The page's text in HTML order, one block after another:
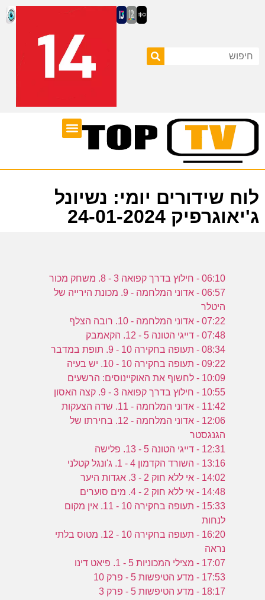
לוח שידורים יומי: נשיונל
ג'יאוגרפיק 24-01-2024
06:10 - חילוץ בדרך קפואה 3 - 8. משחק מכור
06:57 - אדוני המלחמה - 9. מכונת הירייה של
היטלר
07:22 - אדוני המלחמה - 10. רובה הצלף
07:48 - דייגי הטונה 5 - 12. הקאמבק
08:34 - תעופה בחקירה 10 - 9. תופת במדבר
09:22 - תעופה בחקירה 10 - 10. יש בעיה
10:09 - לחשוף את האוקיינוסים: הרשעים
10:55 - חילוץ בדרך קפואה 3 - 9. קצה האסון
11:42 - אדוני המלחמה - 11. שדה הצעקות
12:06 - אדוני המלחמה - 12. בחירתו של
הגנגסטר
12:31 - דייגי הטונה 5 - 13. פלישה
13:16 - השורד הקדמון 4 - 1. ג'ונגל קטלני
14:02 - אי ללא חוק 2 - 3. אגדות היער
14:48 - אי ללא חוק 2 - 4. מים סוערים
15:33 - תעופה בחקירה 10 - 11. אין מקום
לנחות
16:20 - תעופה בחקירה 10 - 12. מטוס בלתי
נראה
17:07 - מצילי המכוניות 5 - 1. פיאט דינו
17:53 - מדע הטיפשות 5 - פרק 10
18:17 - מדע הטיפשות 5 - פרק 3